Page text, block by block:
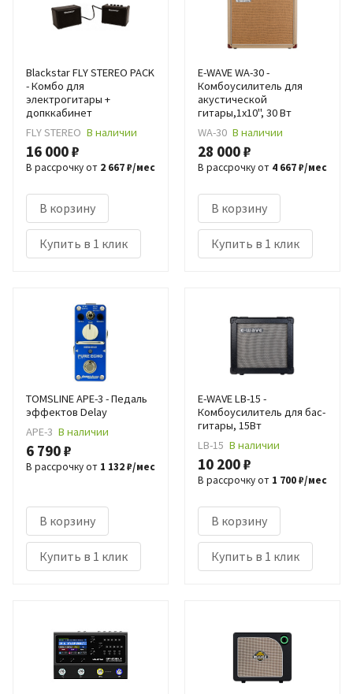
Blackstar FLY STEREO PACK
- Комбо для
электрогитары +
допккабинет
FLY STEREO В наличии
16 000 ₽
В рассрочку от 2 667 ₽/мес
В корзину
Купить в 1 клик
E-WAVE WA-30 -
Комбоусилитель для
акустической
гитары,1x10", 30 Вт
WA-30 В наличии
28 000 ₽
В рассрочку от 4 667 ₽/мес
В корзину
Купить в 1 клик
TOMSLINE APE-3 - Педаль
эффектов Delay
APE-3 В наличии
6 790 ₽
В рассрочку от 1 132 ₽/мес
В корзину
Купить в 1 клик
E-WAVE LB-15 -
Комбоусилитель для бас-
гитары, 15Вт
LB-15 В наличии
10 200 ₽
В рассрочку от 1 700 ₽/мес
В корзину
Купить в 1 клик